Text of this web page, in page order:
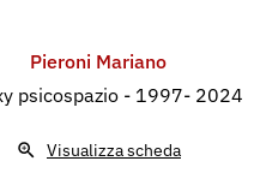
Pieroni Mariano
psicospazio - 1997- 2024
Visualizza scheda